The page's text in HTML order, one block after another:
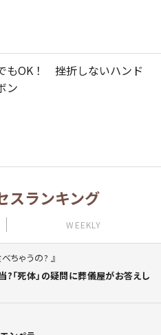
もOK！ 挫折しないハンド
ン
スランキング
WEEKLY
ちゃうの?
?「死体」の疑問に葬儀屋がお答えし